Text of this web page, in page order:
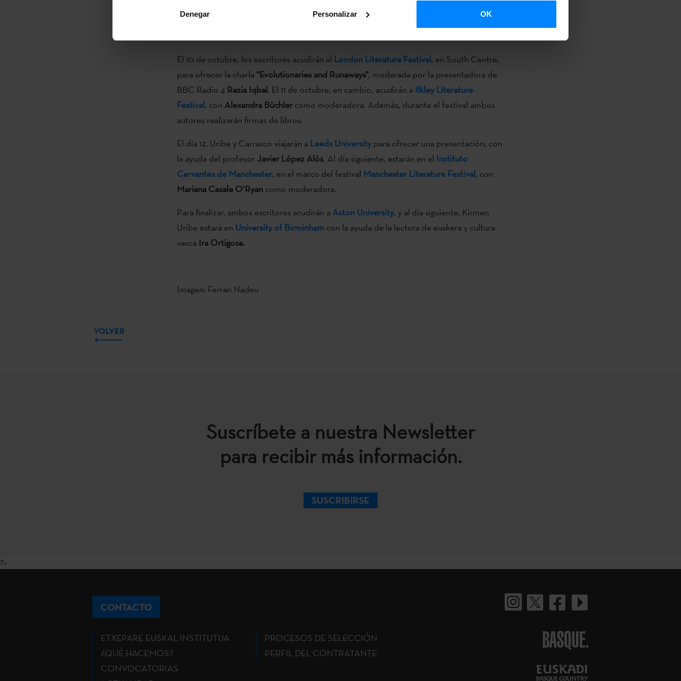
Denegar Personalizar OK
y el Instituto
Cervantes, del
. Ofrecerán charlas en diferentes universidades y
El 10 de octubre, los escritores acudirán al London Literature Festival, en South Centre,
para ofrecer la charla “Evolutionaries and Runaways”, moderada por la presentadora de
BBC Radio 4 Razia Iqbal. El 11 de octubre, en cambio, acudirán a Ilkley Literature
Festival, con Alexandra Büchlercomo moderadora. Además, durante el festival ambos
autores realizarán firmas de libros.
El día 12, Uribe y Carrasco viajarán a Leeds Universitypara ofrecer una presentación, con
la ayuda del profesor Javier López Alós. Al día siguiente, estarán en el Instituto
Cervantes de Manchester, en el marco del festival Manchester Literature Festival, con
Mariana Casale O’Ryancomo moderadora.
Para finalizar, ambos escritores acudirán a Aston University, y al día siguiente, Kirmen
Uribe estará en University of Birminham con la ayuda de la lectora de euskera y cultura
vasca Ira Ortigosa.
Imagen: Ferran Nadeu
VOLVER
Suscríbete a nuestra Newsletter
para recibir más información.
SUSCRIBIRSE
?>
CONTACTO
ETXEPARE EUSKAL INSTITUTUA
¿QUÉ HACEMOS?
CONVOCATORIAS
PROCESOS DE SELECCIÓN
PERFIL DEL CONTRATANTE
BASQUE.